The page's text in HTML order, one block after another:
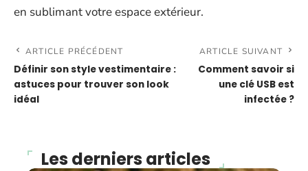
en sublimant votre espace extérieur.
ARTICLE PRÉCÉDENT
Définir son style vestimentaire :
astuces pour trouver son look
idéal
ARTICLE SUIVANT
Comment savoir si
une clé USB est
infectée ?
Les derniers articles